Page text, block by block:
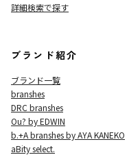
詳細検索で探す
ブランド紹介
ブランド一覧
branshes
DRC branshes
Ou? by EDWIN
b.+A branshes by AYA KANEKO
aBity select.